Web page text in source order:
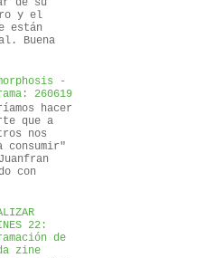
de su
y el
están
Buena
-
260619
hacer
que a
nos
consumir"
con
22:
de
zine